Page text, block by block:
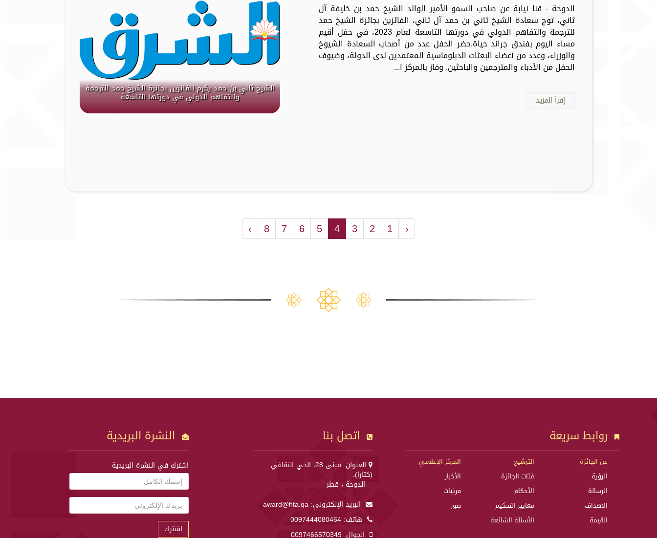
الشيخ ثاني بن حمد يكرم الفائزين بجائزة الشيخ حمد للترجمة
والتفاهم الدولي في دورتها التاسعة
الدوحة - قنا نيابة عن صاحب السمو الأمير الوالد الشيخ حمد بن خليفة آل
ثاني، توج سعادة الشيخ ثاني بن حمد آل ثاني، الفائزين بجائزة الشيخ حمد
للترجمة والتفاهم الدولي في دورتها التاسعة لعام 2023، في حفل أقيم
مساء اليوم بفندق جراند حياة.حضر الحفل عدد من أصحاب السعادة الشيوخ
والوزراء، وعدد من أعضاء البعثات الدبلوماسية المعتمدين لدى الدولة، وضيوف
الحفل من الأدباء والمترجمين والباحثين. وفاز بالمركز ا...
إقرأ المزيد
‹
1
2
3
4
5
6
7
8
›
روابط سريعة
عن الجائزة
الرؤية
الرسالة
الأهداف
القيمة
الترشيح
فئات الجائزة
الأحكام
معايير التحكيم
الأسئلة الشائعة
المركز الإعلامي
الأخبار
مرئيات
صور
اتصل بنا
العنوان: مبنى 28، الحي الثقافي
(كتارا)،
الدوحة ، قطر
البريد الإلكتروني: award@hta.qa
هاتف: 0097444080464
الجوال: 0097466570349
النشرة البريدية
اشترك في النشرة البريدية
اشترك